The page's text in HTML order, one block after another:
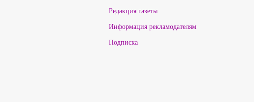
Редакция газеты
Информация рекламодателям
Подписка